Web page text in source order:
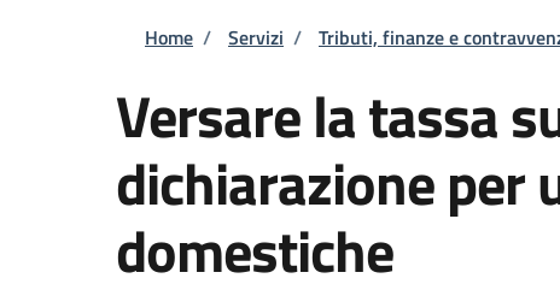
Briciole di pane
Home / Servizi / Tributi, finanze e
Versare la tassa
dichiarazione per
domestiche